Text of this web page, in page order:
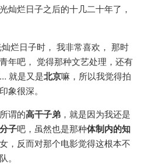
灿烂日子之后的十几二十年了，
烂日子时， 我非常喜欢， 那时
年吧， 觉得那种文艺处理，还有
就是又是北京嘛，所以我觉得拍
象很深。
谓的高干子弟 ，就是因为我还是
子吧，虽然也是那种体制内的知
，反而对那个电影觉得这根本不
。